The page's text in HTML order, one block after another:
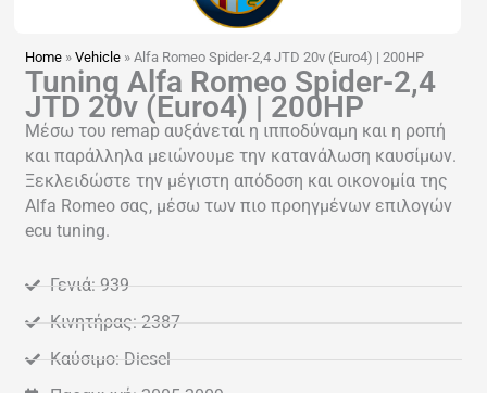
Home »Vehicle »Alfa Romeo Spider-2,4 JTD 20v (Euro4) | 200HP
Tuning Alfa Romeo Spider-2,4
JTD 20v (Euro4) | 200HP
Μέσω του remap αυξάνεται η ιπποδύναμη και η ροπή
και παράλληλα μειώνουμε την κατανάλωση καυσίμων.
Ξεκλειδώστε την μέγιστη απόδοση και οικονομία της
Alfa Romeo σας, μέσω των πιο προηγμένων επιλογών
ecu tuning.
Γενιά: 939
Κινητήρας: 2387
Καύσιμο: Diesel